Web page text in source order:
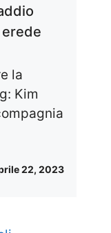
la
Kim
22, 2023